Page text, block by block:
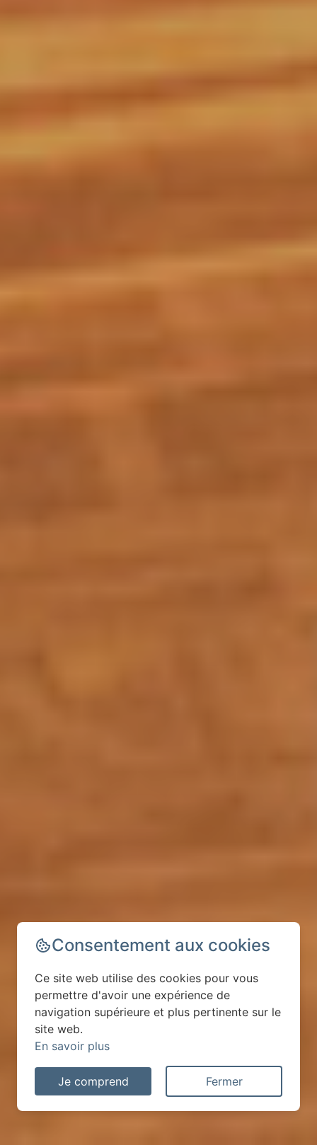
Consentement aux cookies
Ce site web utilise des cookies pour vous
permettre d'avoir une expérience de
navigation supérieure et plus pertinente sur le
site web.
En savoir plus
Je comprend Fermer